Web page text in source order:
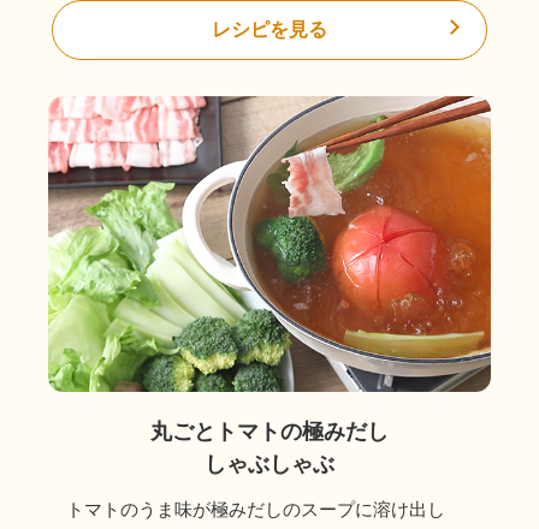
レシピを見る
丸ごとトマトの極みだし
しゃぶしゃぶ
トマトのうま味が極みだしのスープに溶け出し